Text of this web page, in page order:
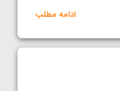
ادامه مطلب